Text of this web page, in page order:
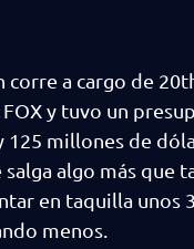
corre a cargo de
y tuvo un
125 millones de
algo más que
en taquilla unos
menos.